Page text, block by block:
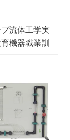
流体工学実
機器職業訓